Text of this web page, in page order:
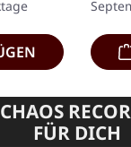
und
FÜR DICH